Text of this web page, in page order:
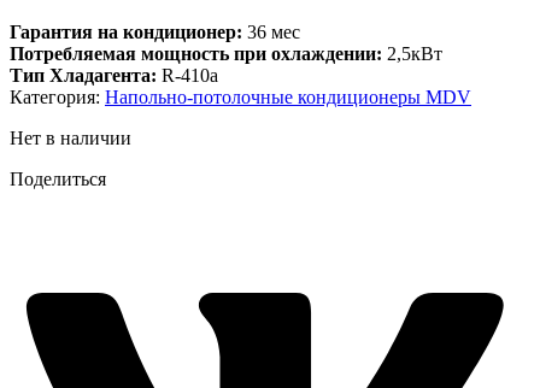
Гарантия на кондиционер: 36 мес
Потребляемая мощность при охлаждении: 2,5кВт
Тип Хладагента: R-410a
Категория: Напольно-потолочные кондиционеры MDV
Нет в наличии
Поделиться